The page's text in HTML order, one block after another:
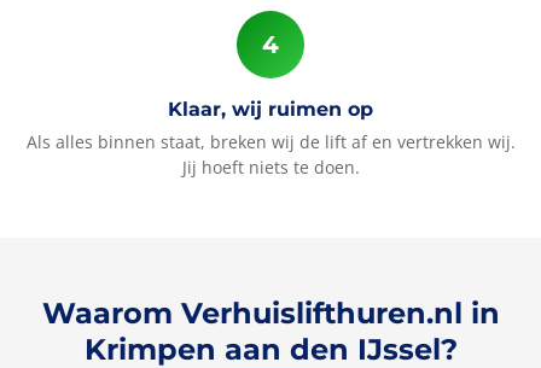
Klaar, wij ruimen op
Als alles binnen staat, breken wij de lift af en vertrekken wij.
Jij hoeft niets te doen.
Waarom Verhuislifthuren.nl in
Krimpen aan den IJssel?